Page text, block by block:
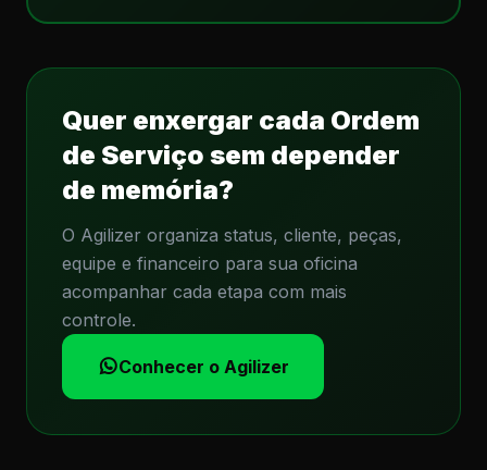
Quer enxergar cada Ordem
de Serviço sem depender
de memória?
O Agilizer organiza status, cliente, peças,
equipe e financeiro para sua oficina
acompanhar cada etapa com mais
controle.
Conhecer o Agilizer